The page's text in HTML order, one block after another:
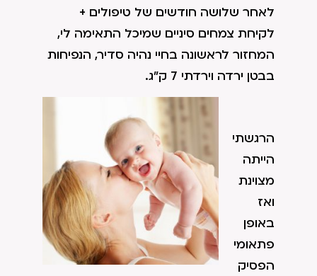
לאחר שלושה חודשים של טיפולים +
לקיחת צמחים סיניים שמיכל התאימה לי,
המחזור לראשונה בחיי נהיה סדיר, הנפיחות
בבטן ירדה וירדתי 7 ק"ג.
הרגשתי
הייתה
מצוינת
ואז
באופן
פתאומי
הפסיק